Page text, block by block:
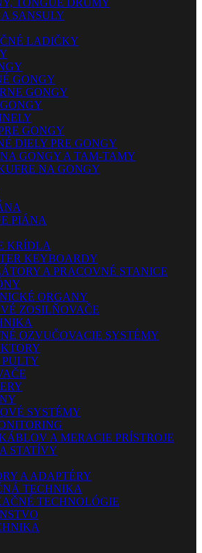
TONGUE DRUMY
SANSULY
LADIČKY
GONGY
GONGY
GONGY
DIELY PRE GONGY
GONGY A TAM-TAMY
NA GONGY
PIÁNA
KRÍDLA
KEYBOARDY
A PRACOVNÉ STANICE
ORGANY
ZOSILŇOVAČE
OZVUČOVACIE SYSTÉMY
SYSTÉMY
A MERACIE PRÍSTROJE
STATÍVY
A ADAPTÉRY
TECHNIKA
TECHNOLÓGIE